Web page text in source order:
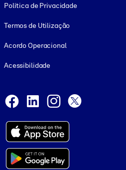
Política de Privacidade
Termos de Utilização
Acordo Operacional
Acessibilidade
Facebook
LinkedInInstagram